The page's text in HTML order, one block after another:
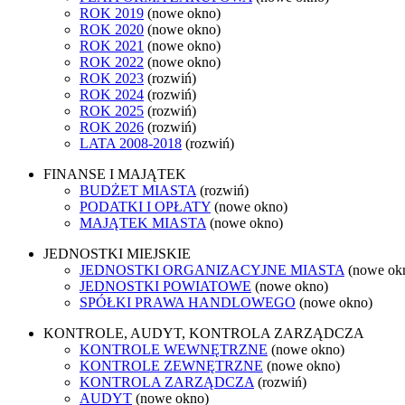
ROK 2019 (nowe okno)
ROK 2020 (nowe okno)
ROK 2021 (nowe okno)
ROK 2022 (nowe okno)
ROK 2023 (rozwiń)
ROK 2024 (rozwiń)
ROK 2025 (rozwiń)
ROK 2026 (rozwiń)
LATA 2008-2018 (rozwiń)
FINANSE I MAJĄTEK
BUDŻET MIASTA (rozwiń)
PODATKI I OPŁATY (nowe okno)
MAJĄTEK MIASTA (nowe okno)
JEDNOSTKI MIEJSKIE
JEDNOSTKI ORGANIZACYJNE MIASTA (nowe
JEDNOSTKI POWIATOWE (nowe okno)
SPÓŁKI PRAWA HANDLOWEGO (nowe okno)
KONTROLE, AUDYT, KONTROLA ZARZĄDCZA
KONTROLE WEWNĘTRZNE (nowe okno)
KONTROLE ZEWNĘTRZNE (nowe okno)
KONTROLA ZARZĄDCZA (rozwiń)
AUDYT (nowe okno)